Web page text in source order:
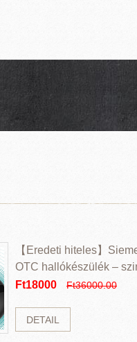
【Eredeti hiteles】
OTC hallókészülék –
újratölthető, adaptív CIC,
Ft18000 Ft36000.00
DETAIL